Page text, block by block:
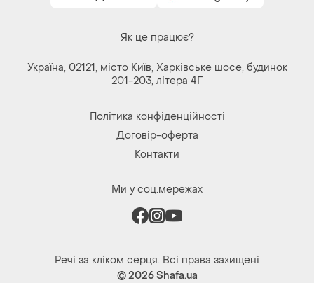
Як це працює?
Україна, 02121, місто Київ, Харківське шосе, будинок
201-203, літера 4Г
Політика конфіденційності
Договір-оферта
Контакти
Ми у соц.мережах
Речі за кліком серця. Всі права захищені
© 2026Shafa.ua